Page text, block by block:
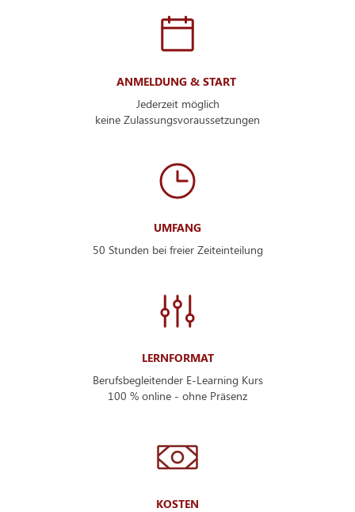
ANMELDUNG & START
Jederzeit möglich
keine Zulassungsvoraussetzungen
UMFANG
50 Stunden bei freier Zeiteinteilung
LERNFORMAT
Berufsbegleitender E-Learning Kurs
100 % online - ohne Präsenz
KOSTEN